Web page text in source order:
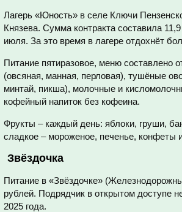
Лагерь «Юность» в селе Ключи
Князева. Сумма контракта составила
июля. За это время в лагере отдохнёт
Питание пятиразовое, меню составлено
(овсяная, манная, перловая), тушёные
минтай, пикша), молочные и
кофейный напиток без кофеина.
Фрукты – каждый день: яблоки, груши,
сладкое – мороженое, печенье, конфеты
Звёздочка
Питание в «Звёздочке»
рублей. Подрядчик в открытом доступе
2025 года.